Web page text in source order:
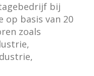
bij
op basis van 20
zoals